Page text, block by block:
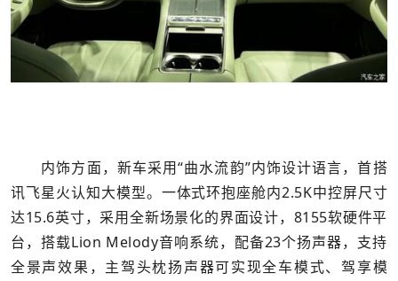
内饰方面，新车采用“曲水流韵”内饰设计语言，首搭
讯飞星火认知大模型。一体式环抱座舱内2.5K中控屏尺寸
达15.6英寸，采用全新场景化的界面设计，8155软硬件平
台，搭载Lion Melody音响系统，配备23个扬声器，支持
全景声效果，主驾头枕扬声器可实现全车模式、驾享模